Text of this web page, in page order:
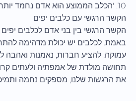
10. 'הכלב הממוצע הוא אדם נחמד
הקשר הרגשי עם כלבים יפים
הקשר הרגשי בין בני אדם לכלבים
באמת. לכלבים יש יכולת מדהימה
עמוקה, להציע חברות, נאמנות ואהבה
תחושה מולדת של אמפתיה ולעתים
את הרגשות שלנו, מספקים נחמה